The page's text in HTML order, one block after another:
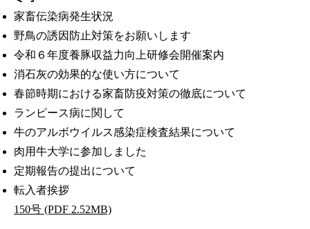
家畜伝染病発生状況
野鳥の誘因防止対策をお願いします
令和６年度養豚収益力向上研修会開催案内
消石灰の効果的な使い方について
春節時期における家畜防疫対策の徹底について
ランピース病に関して
牛のアルボウイルス感染症検査結果について
肉用牛大学に参加しました
定期報告の提出について
転入者挨拶
150号 (PDF 2.52MB)